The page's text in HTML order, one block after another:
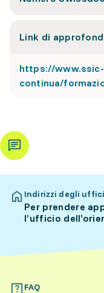
Link di
https://
continua/
Indirizzi degli
Per prendere
l’ufficio
FAQ